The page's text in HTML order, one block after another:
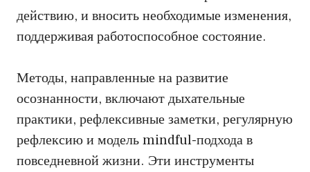
действию, и вносить необходимые изменения,
поддерживая работоспособное состояние.
Методы, направленные на развитие
осознанности, включают дыхательные
практики, рефлексивные заметки, регулярную
рефлексию и модель mindful-подхода в
повседневной жизни. Эти инструменты